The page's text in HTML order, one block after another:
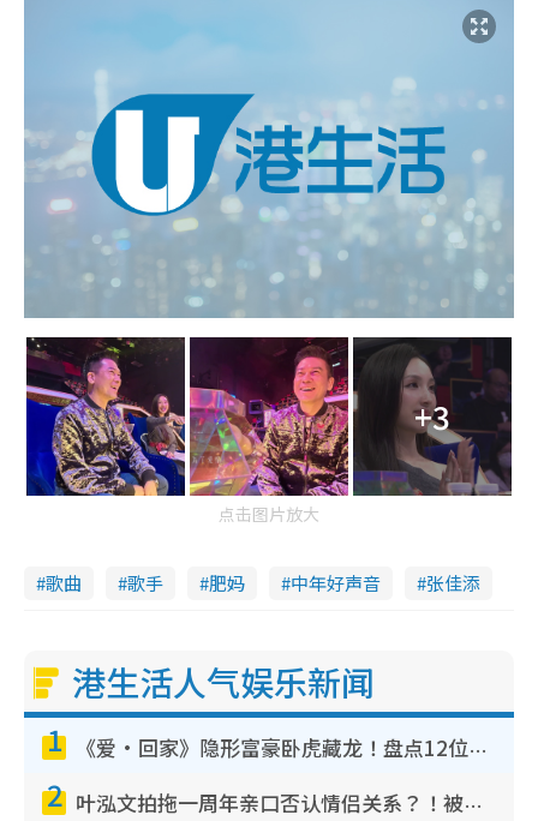
+3
点击图片放大
歌曲 歌手 肥妈 中年好声音 张佳添
港生活人气娱乐新闻
1 《爱·回家》隐形富豪卧虎藏龙！盘点12位财气逼人的有钱艺人：这位美女3亿身家不愁做
2 叶泓文拍拖一周年亲口否认情侣关系？！被质疑感情造假竟称GM“普通同事”